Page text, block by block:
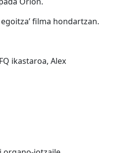
egoitza’ filma hondartzan.
ikastaroa, Alex